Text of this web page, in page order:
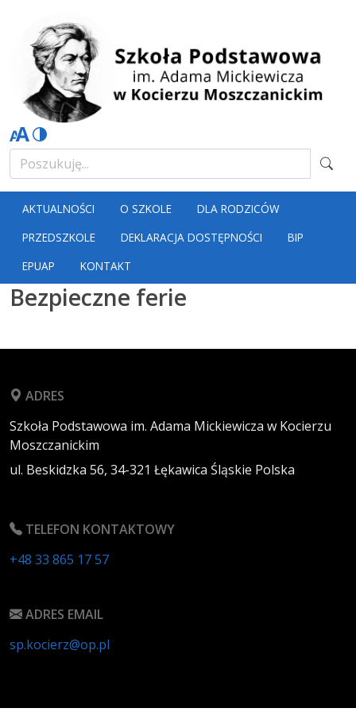
AKTUALNOŚCI O SZKOLE
DLA RODZICÓW
PRZEDSZKOLE
DEKLARACJA DOSTĘPNOŚCI
BIP
EPUAP
KONTAKT
Bezpieczne ferie
ADRES
Szkoła Podstawowa im. Adama Mickiewicza w Kocierzu
Moszczanickim
ul. Beskidzka 56, 34-321 Łękawica Śląskie Polska
TELEFON KONTAKTOWY
+48 33 865 17 57
ADRES EMAIL
sp.kocierz@op.pl